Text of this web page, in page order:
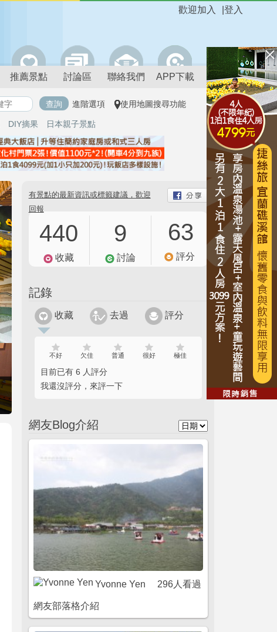
登入
歡迎加入
推薦景點 討論區 聯絡我們 APP下載
進階選項 使用地圖搜尋功能
DIY摘果 日本親子景點
有景點的最新資訊或標籤建議，歡迎
回報
440
收藏
9
討論
63
評分
記錄
收藏 去過 評分
不好 欠佳 普通 很好 極佳
目前已有 6 人評分
我還沒評分，來評一下
網友Blog介紹
Yvonne Yen 296人看過
網友部落格介紹